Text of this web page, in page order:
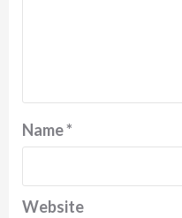
Name*
Website